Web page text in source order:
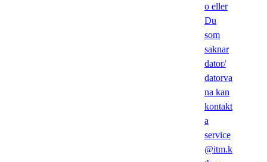
o eller
Du
som
saknar
dator/
datorva
na kan
kontakt
a
service
@itm.k